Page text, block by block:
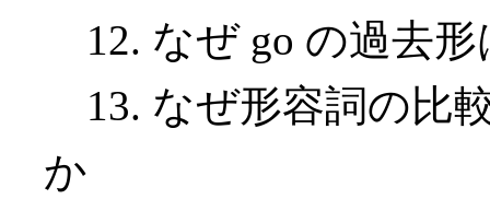
12. なぜ go の過去形
13. なぜ形容詞の比
か